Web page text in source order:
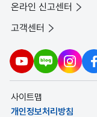
온라인 신고센터
고객센터
사이트맵
개인정보처리방침